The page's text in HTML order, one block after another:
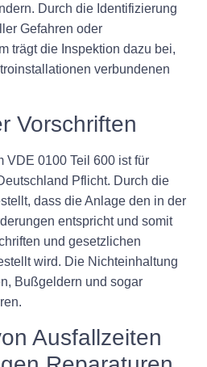
Durch die Identifizierung
Gefahren oder
trägt die Inspektion dazu bei,
verbundenen
Vorschriften
VDE 0100 Teil 600 ist für
Pflicht. Durch die
dass die Anlage den in der
entspricht und somit
und gesetzlichen
wird. Die Nichteinhaltung
Bußgeldern und sogar
Ausfallzeiten